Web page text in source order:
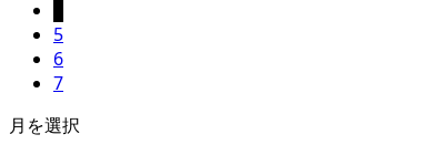
5
6
7
月を選択